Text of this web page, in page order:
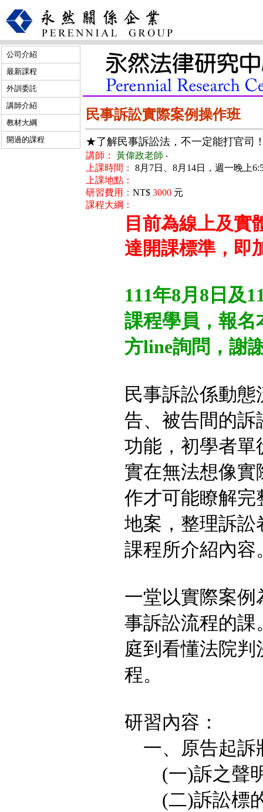
公司介紹
最新課程
外訓委託
講師介紹
教材大綱
開過的課程
民事訴訟實際案例操作班
★了解民事訴訟法，不一定能打官司
講師： 黃偉政老師 ‧
上課時間：
8月7日、8月14日，週一晚上
上課地點：
研習費用： NT$ 3000 元
課程大綱：
目前為線上及實
達開課標準，即
111年8月8日及
課程學員，報名
方line詢問，謝
民事訴訟係動
告、被告間的訴
功能，初學者單
實在無法想像
作才可能瞭解完
地案，整理訴訟
課程所介紹內容
一堂以實際案
事訴訟流程的課
庭到看懂法院
程。
研習內容：
一、原告起訴
(一)訴之聲
(二)訴訟標的